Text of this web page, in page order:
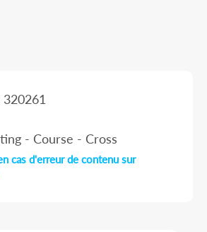
- Course - Cross
cas d'erreur de contenu sur